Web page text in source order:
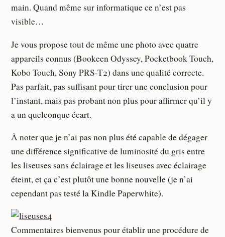
main. Quand même sur informatique ce n’est pas
visible…
Je vous propose tout de même une photo avec quatre
appareils connus (Bookeen Odyssey, Pocketbook Touch,
Kobo Touch, Sony PRS-T2) dans une qualité correcte.
Pas parfait, pas suffisant pour tirer une conclusion pour
l’instant, mais pas probant non plus pour affirmer qu’il y
a un quelconque écart.
À noter que je n’ai pas non plus été capable de dégager
une différence significative de luminosité du gris entre
les liseuses sans éclairage et les liseuses avec éclairage
éteint, et ça c’est plutôt une bonne nouvelle (je n’ai
cependant pas testé la Kindle Paperwhite).
Commentaires bienvenus pour établir une procédure de